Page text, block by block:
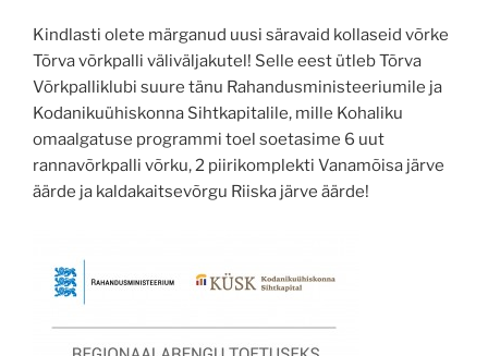
Kindlasti olete märganud uusi säravaid kollaseid võrke
Tõrva võrkpalli väliväljakutel! Selle eest ütleb Tõrva
Võrkpalliklubi suure tänu Rahandusministeeriumile ja
Kodanikuühiskonna Sihtkapitalile, mille Kohaliku
omaalgatuse programmi toel soetasime 6 uut
rannavõrkpalli võrku, 2 piirikomplekti Vanamõisa järve
äärde ja kaldakaitsevõrgu Riiska järve äärde!